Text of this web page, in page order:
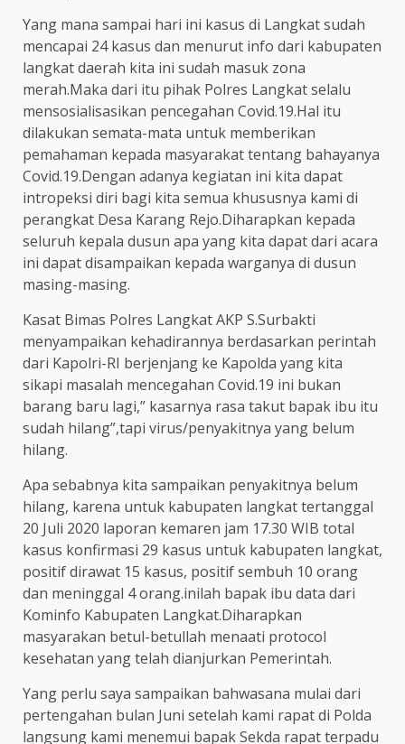
Yang mana sampai hari ini kasus di Langkat sudah
mencapai 24 kasus dan menurut info dari kabupaten
langkat daerah kita ini sudah masuk zona
merah.Maka dari itu pihak Polres Langkat selalu
mensosialisasikan pencegahan Covid.19.Hal itu
dilakukan semata-mata untuk memberikan
pemahaman kepada masyarakat tentang bahayanya
Covid.19.Dengan adanya kegiatan ini kita dapat
intropeksi diri bagi kita semua khususnya kami di
perangkat Desa Karang Rejo.Diharapkan kepada
seluruh kepala dusun apa yang kita dapat dari acara
ini dapat disampaikan kepada warganya di dusun
masing-masing.
Kasat Bimas Polres Langkat AKP S.Surbakti
menyampaikan kehadirannya berdasarkan perintah
dari Kapolri-RI berjenjang ke Kapolda yang kita
sikapi masalah mencegahan Covid.19 ini bukan
barang baru lagi,” kasarnya rasa takut bapak ibu itu
sudah hilang”,tapi virus/penyakitnya yang belum
hilang.
Apa sebabnya kita sampaikan penyakitnya belum
hilang, karena untuk kabupaten langkat tertanggal
20 Juli 2020 laporan kemaren jam 17.30 WIB total
kasus konfirmasi 29 kasus untuk kabupaten langkat,
positif dirawat 15 kasus, positif sembuh 10 orang
dan meninggal 4 orang.inilah bapak ibu data dari
Kominfo Kabupaten Langkat.Diharapkan
masyarakan betul-betullah menaati protocol
kesehatan yang telah dianjurkan Pemerintah.
Yang perlu saya sampaikan bahwasana mulai dari
pertengahan bulan Juni setelah kami rapat di Polda
langsung kami menemui bapak Sekda rapat terpadu